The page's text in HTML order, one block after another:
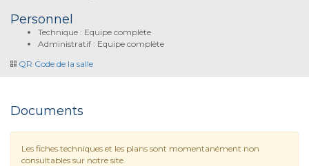
Personnel
Technique : Equipe complète
Administratif : Equipe complète
QR Code de la salle
Documents
Les fiches techniques et les plans sont momentanément non
consultables sur notre site.